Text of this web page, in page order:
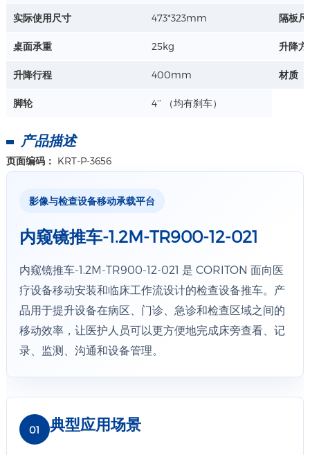
曲杆高度：500mm
实际使用尺寸 473*323mm 隔板尺
桌面承重 25kg 升降方
升降行程 400mm 材质
脚轮 4‘’ （均有刹车）
产品描述
页面编码： KRT-P-3656
影像与检查设备移动承载平台
内窥镜推车-1.2M-TR900-12-021
内窥镜推车-1.2M-TR900-12-021 是 CORITON 面向医
疗设备移动安装和临床工作流设计的检查设备推车。产
品用于提升设备在病区、门诊、急诊和检查区域之间的
移动效率，让医护人员可以更方便地完成床旁查看、记
录、监测、沟通和设备管理。
01 典型应用场景